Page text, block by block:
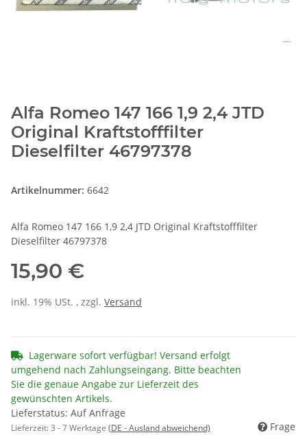
Alfa Romeo 147 166 1,9 2,4 JTD
Original Kraftstofffilter
Dieselfilter 46797378
Artikelnummer: 6642
Alfa Romeo 147 166 1,9 2,4 JTD Original Kraftstofffilter
Dieselfilter 46797378
15,90 €
inkl. 19% USt. , zzgl. Versand
Lagerware sofort verfügbar! Versand erfolgt
umgehend nach Zahlungseingang. Bitte beachten
Sie die genaue Angabe zur Lieferzeit des
gewünschten Artikels.
Lieferstatus: Auf Anfrage
Lieferzeit:3 - 7 Werktage (DE - Ausland abweichend) Frage